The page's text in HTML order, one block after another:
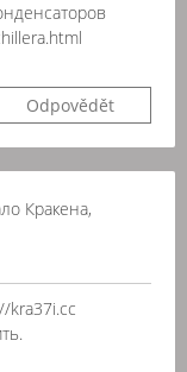
Odpovědět
Кракена,
kra37i.cc